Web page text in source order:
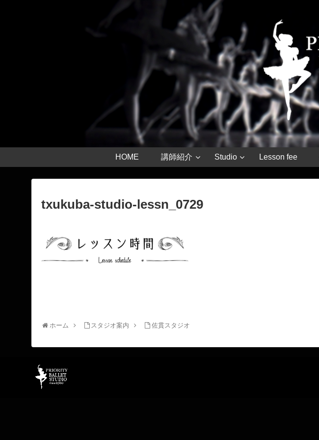
HOME 講師紹介 Studio Lesson fee
txukuba-studio-lessn_0729
ホーム スタジオ案内 佐貫スタジオ